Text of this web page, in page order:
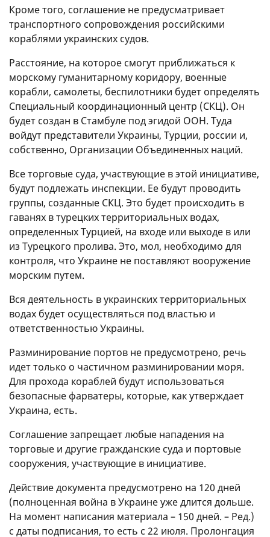
Кроме того, соглашение не предусматривает
транспортного сопровождения российскими
кораблями украинских судов.
Расстояние, на которое смогут приближаться к
морскому гуманитарному коридору, военные
корабли, самолеты, беспилотники будет определять
Специальный координационный центр (СКЦ). Он
будет создан в Стамбуле под эгидой ООН. Туда
войдут представители Украины, Турции, россии и,
собственно, Организации Объединенных наций.
Все торговые суда, участвующие в этой инициативе,
будут подлежать инспекции. Ее будут проводить
группы, созданные СКЦ. Это будет происходить в
гаванях в турецких территориальных водах,
определенных Турцией, на входе или выходе в или
из Турецкого пролива. Это, мол, необходимо для
контроля, что Украине не поставляют вооружение
морским путем.
Вся деятельность в украинских территориальных
водах будет осуществляться под властью и
ответственностью Украины.
Разминирование портов не предусмотрено, речь
идет только о частичном разминировании моря.
Для прохода кораблей будут использоваться
безопасные фарватеры, которые, как утверждает
Украина, есть.
Соглашение запрещает любые нападения на
торговые и другие гражданские суда и портовые
сооружения, участвующие в инициативе.
Действие документа предусмотрено на 120 дней
(полноценная война в Украине уже длится дольше.
На момент написания материала – 150 дней. – Ред.)
с даты подписания, то есть с 22 июля. Пролонгация